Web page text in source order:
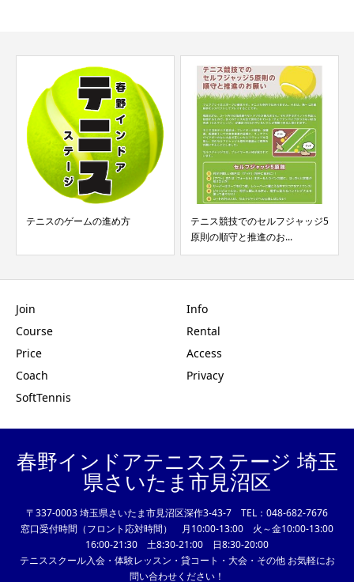
ムの進め方
テニス競技でのセルフジャッジ5
原則の順守と推進のお...
春野インドアの
式SNSでご覧い
Join
Course
Price
Coach
SoftTennis
Info
Rental
Access
Privacy
春野インドアテニスステージ 埼玉
県さいたま市見沼区
〒337-0003 埼玉県さいたま市見沼区深作3-43-7 TEL：048-682-7676
窓口受付時間（フロント応対時間） 月10:00-13:00 火～金10:00-13:00
16:00-21:30 土8:30-21:00 日8:30-20:00
テニススクール入会・体験レッスン・貸コート・大会・その他 お気軽にお
問い合わせください！